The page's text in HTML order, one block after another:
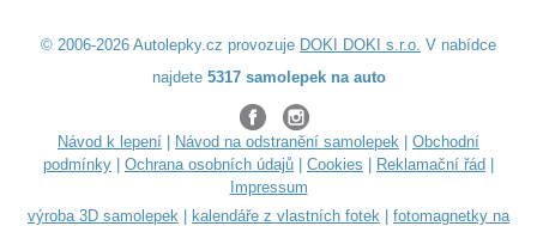
© 2006-2026 Autolepky.cz provozuje DOKI DOKI s.r.o. V nabídce
najdete 5317 samolepek na auto
Návod k lepení Návod na odstranění samolepek
Obchodní
podmínky
Ochrana osobních údajů Cookies Reklamační řád
Impressum
výroba 3D samolepek
kalendáře z vlastních fotek
fotomagnetky na